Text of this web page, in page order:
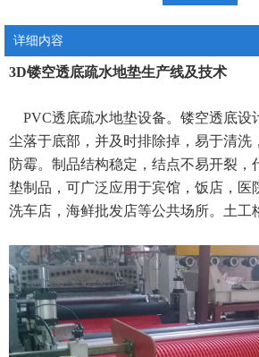
详细内容
3D镂空透底疏水地垫生产线及技术
PVC透底疏水地垫设备。镂空透底设
尘落于底部，并及时排除掉，易于清洗
防霉。制品结构稳定，结点不易开裂，
垫制品，可广泛应用于宾馆，饭店，医
洗车店，海鲜批发店等公共场所。土工